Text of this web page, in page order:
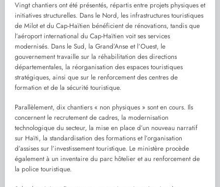
Vingt chantiers ont été présentés, répartis entre projets physiques et
initiatives structurelles. Dans le Nord, les infrastructures touristiques
de Milot et du Cap-Haïtien bénéficient de rénovations, tandis que
l’aéroport international du Cap-Haïtien voit ses services
modernisés. Dans le Sud, la Grand’Anse et l’Ouest, le
gouvernement travaille sur la réhabilitation des directions
départementales, la réorganisation des espaces touristiques
stratégiques, ainsi que sur le renforcement des centres de
formation et de la sécurité touristique.
Parallèlement, dix chantiers « non physiques » sont en cours. Ils
concernent le recrutement de cadres, la modernisation
technologique du secteur, la mise en place d’un nouveau narratif
sur Haïti, la standardisation des formations et l’organisation
d’assises sur l’investissement touristique. Le ministère procède
également à un inventaire du parc hôtelier et au renforcement de
la police touristique.